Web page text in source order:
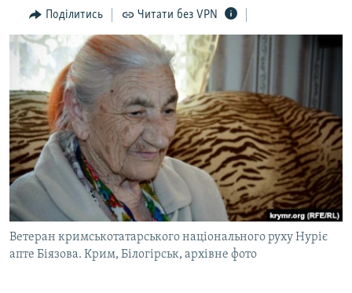
Перейти
до
пошуку
ПОГЛЯД
ІНТЕРВ'Ю
ВСЕ ЗА ДЕНЬ
СПЕЦПРОЕКТИ
ДЕПОРТАЦІЯ
ВІДЕОУРОКИ «ELIFBE»
СВІДЧЕННЯ ОКУПАЦІЇ
УКРАЇНСЬКА ПРОБЛЕМА КРИМУ
ІНФОГРАФІКА
ЯК ОБІЙТИ БЛОКУВАННЯ
Русский
Qırımtatar
ДОЛУЧАЙСЯ!
Поділитись Читати без VPN
Ветеран кримськотатарського національного руху Нуріє
апте Біязова. Крим, Білогірськ, архівне фото